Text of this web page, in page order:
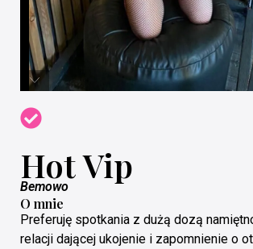
Hot Vip
Bemowo
O mnie
Preferuję spotkania z dużą dozą
relacji dającej ukojenie i zapomnienie o